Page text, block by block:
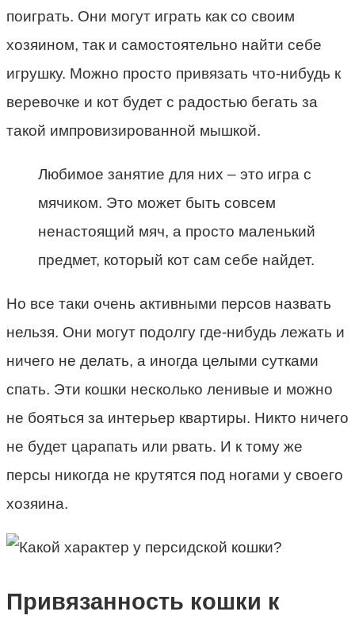
поиграть. Они могут играть как со своим
хозяином, так и самостоятельно найти себе
игрушку. Можно просто привязать что-нибудь к
веревочке и кот будет с радостью бегать за
такой импровизированной мышкой.
Любимое занятие для них – это игра с
мячиком. Это может быть совсем
ненастоящий мяч, а просто маленький
предмет, который кот сам себе найдет.
Но все таки очень активными персов назвать
нельзя. Они могут подолгу где-нибудь лежать и
ничего не делать, а иногда целыми сутками
спать. Эти кошки несколько ленивые и можно
не бояться за интерьер квартиры. Никто ничего
не будет царапать или рвать. И к тому же
персы никогда не крутятся под ногами у своего
хозяина.
Привязанность кошки к